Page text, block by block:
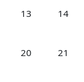
Sin eventos,
13 Sin
14
Sin eventos,
20 Sin
21